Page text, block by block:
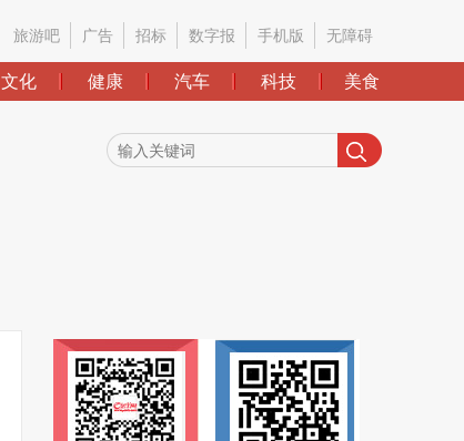
旅游吧 广告 招标 数字报 手机版 无障碍
文化 健康 汽车 科技 美食